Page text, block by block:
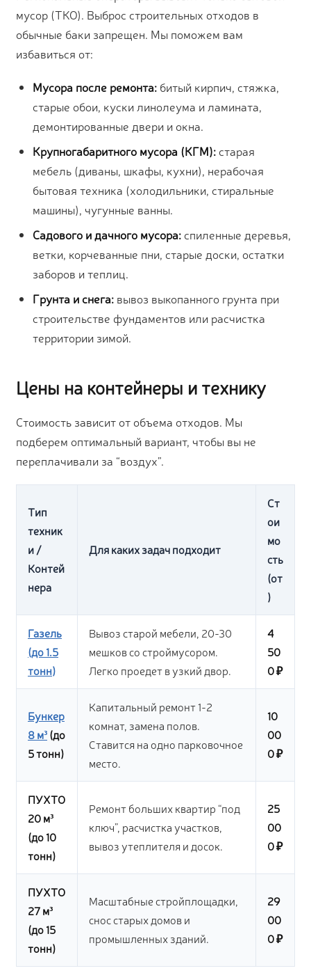
мусор (ТКО). Выброс строительных отходов в
обычные баки запрещен. Мы поможем вам
избавиться от:
Мусора после ремонта: битый кирпич, стяжка,
старые обои, куски линолеума и ламината,
демонтированные двери и окна.
Крупногабаритного мусора (КГМ): старая
мебель (диваны, шкафы, кухни), нерабочая
бытовая техника (холодильники, стиральные
машины), чугунные ванны.
Садового и дачного мусора: спиленные деревья,
ветки, корчеванные пни, старые доски, остатки
заборов и теплиц.
Грунта и снега: вывоз выкопанного грунта при
строительстве фундаментов или расчистка
территории зимой.
Цены на контейнеры и технику
Стоимость зависит от объема отходов. Мы
подберем оптимальный вариант, чтобы вы не
переплачивали за “воздух”.
Тип
техник
и /
Контей
нера
Для каких задач подходит
Ст
ои
мо
сть
(от
)
Газель
(до 1.5
тонн)
Вывоз старой мебели, 20-30
мешков со строймусором.
Легко проедет в узкий двор.
4
50
0 ₽
Бункер
8 м³(до
5 тонн)
Капитальный ремонт 1-2
комнат, замена полов.
Ставится на одно парковочное
место.
10
00
0 ₽
ПУХТО
20 м³
(до 10
тонн)
Ремонт больших квартир “под
ключ”, расчистка участков,
вывоз утеплителя и досок.
25
00
0 ₽
ПУХТО
27 м³
(до 15
тонн)
Масштабные стройплощадки,
снос старых домов и
промышленных зданий.
29
00
0 ₽